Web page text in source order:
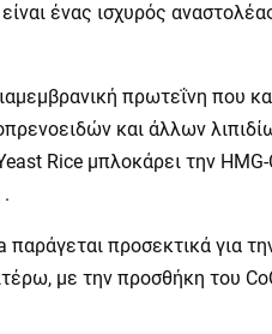
ένας ισχυρός
πρωτεΐνη που
και άλλων
Rice μπλοκάρει την
προσεκτικά για
με την προσθήκη του